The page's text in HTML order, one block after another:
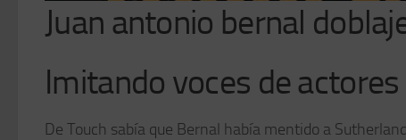
Juan antonio bernal
Imitando voces de
De Touch sabía que Bernal había mentido a